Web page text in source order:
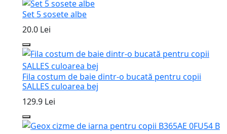
Set 5 sosete albe
20.0 Lei
Fila costum de baie dintr-o bucată pentru copii
SALLES culoarea bej
129.9 Lei